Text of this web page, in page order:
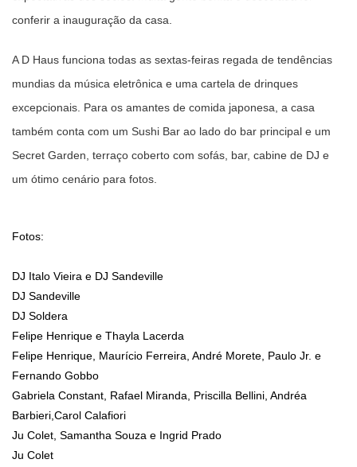
conferir a inauguração da casa.
A D Haus funciona todas as sextas-feiras regada de tendências
mundias da música eletrônica e uma cartela de drinques
excepcionais. Para os amantes de comida japonesa, a casa
também conta com um Sushi Bar ao lado do bar principal e um
Secret Garden, terraço coberto com sofás, bar, cabine de DJ e
um ótimo cenário para fotos.
Fotos:
DJ Italo Vieira e DJ Sandeville
DJ Sandeville
DJ Soldera
Felipe Henrique e Thayla Lacerda
Felipe Henrique, Maurício Ferreira, André Morete, Paulo Jr. e
Fernando Gobbo
Gabriela Constant, Rafael Miranda, Priscilla Bellini, Andréa
Barbieri,Carol Calafiori
Ju Colet, Samantha Souza e Ingrid Prado
Ju Colet